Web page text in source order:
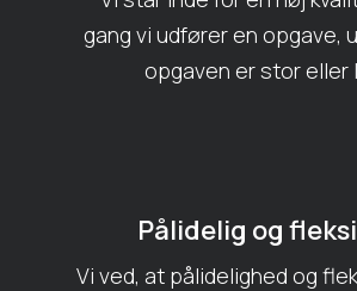
gang vi udfører en opgave,
opgaven er stor eller
Pålidelig og
Vi ved, at pålidelighed og